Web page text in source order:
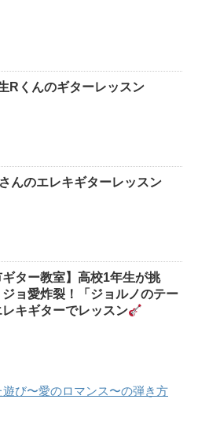
Rくんのギターレッスン
んのエレキギターレッスン
ギター教室】高校1年生が挑
ョ愛炸裂！「ジョルノのテー
キギターでレッスン
び〜愛のロマンス〜の弾き方